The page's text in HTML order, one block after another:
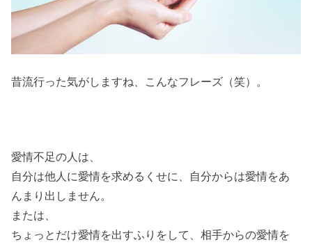
昔流行った気がしますね、こんなフレーズ（笑）。
愛情不足の人は、
自分は他人に愛情を求めるくせに、自分からは愛情をあ
んまり出しません。
または、
ちょっとだけ愛情を出すふりをして、相手からの愛情を